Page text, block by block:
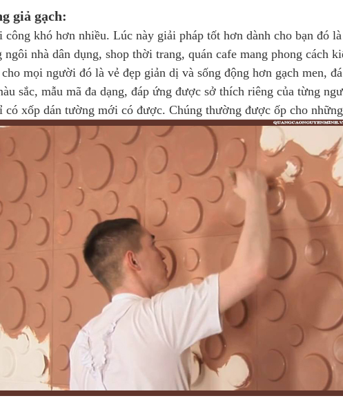
giả gạch:
khó hơn nhiều. Lúc này giải pháp tốt hơn dành cho bạn đó
nhà dân dụng, shop thời trang, quán cafe mang phong cách
mọi người đó là vẻ đẹp giản dị và sống động hơn gạch men,
sắc, mẫu mã đa dạng, đáp ứng được sở thích riêng của từng
xốp dán tường mới có được. Chúng thường được ốp cho